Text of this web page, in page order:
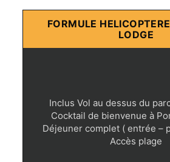
FORMULE
LODGE
Inclus Vol au dessus du
Cocktail de bienvenue à
Déjeuner complet ( entrée –
Accès plage